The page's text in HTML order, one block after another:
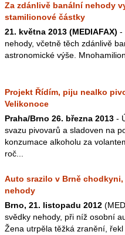
Za zdánlivě banální nehody
stamilionové částky
21. května 2013 (MEDIAFAX) -
nehody, včetně těch zdánlivě
astronomické výše.
Projekt Řídím, piju nealko
Velikonoce
Praha/Brno 26. března 2013 -
svazu pivovarů a sladoven na
konzumace alkoholu za
roč...
Auto srazilo v Brně
nehody
Brno, 21. listopadu 2012
svědky nehody, při níž osobní
Žena utrpěla těžká zranění,